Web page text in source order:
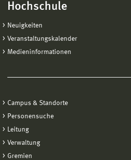
Hochschule
Neuigkeiten
Veranstaltungskalender
Medieninformationen
Campus & Standorte
Personensuche
Leitung
Verwaltung
Gremien